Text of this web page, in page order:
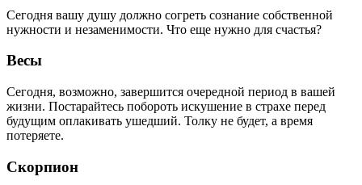
Сегодня вашу душу должно согреть сознание собственной
нужности и незаменимости. Что еще нужно для счастья?
Весы
Сегодня, возможно, завершится очередной период в вашей
жизни. Постарайтесь побороть искушение в страхе перед
будущим оплакивать ушедший. Толку не будет, а время
потеряете.
Скорпион